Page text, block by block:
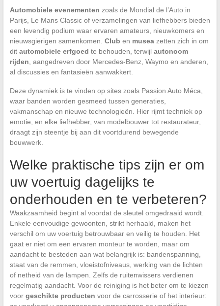
Automobiele evenementen zoals de Mondial de l’Auto in
Parijs, Le Mans Classic of verzamelingen van liefhebbers bieden
een levendig podium waar ervaren amateurs, nieuwkomers en
nieuwsgierigen samenkomen. Club en museazetten zich in om
dit automobiele erfgoed te behouden, terwijl autonoom
rijden , aangedreven door Mercedes-Benz, Waymo en anderen,
al discussies en fantasieën aanwakkert.
Deze dynamiek is te vinden op sites zoals Passion Auto Méca,
waar banden worden gesmeed tussen generaties,
vakmanschap en nieuwe technologieën. Hier rijmt techniek op
emotie, en elke liefhebber, van modelbouwer tot restaurateur,
draagt zijn steentje bij aan dit voortdurend bewegende
bouwwerk.
Welke praktische tips zijn er om
uw voertuig dagelijks te
onderhouden en te verbeteren?
Waakzaamheid begint al voordat de sleutel omgedraaid wordt.
Enkele eenvoudige gewoonten, strikt herhaald, maken het
verschil om uw voertuig betrouwbaar en veilig te houden. Het
gaat er niet om een ervaren monteur te worden, maar om
aandacht te besteden aan wat belangrijk is: bandenspanning,
staat van de remmen, vloeistofniveaus, werking van de lichten
of netheid van de lampen. Zelfs de ruitenwissers verdienen
regelmatig aandacht. Voor de reiniging is het beter om te kiezen
voor geschikte producten voor de carrosserie of het interieur: